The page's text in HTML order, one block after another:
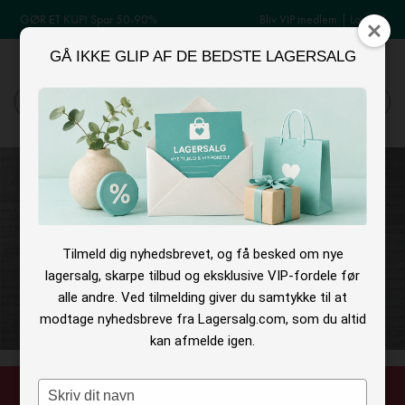
GØR ET KUP! Spar 50-90% Bliv VIP medlem | Log ind
Log ind MENU
GÅ IKKE GLIP AF DE BEDSTE LAGERSALG
Tilmeld dig nyhedsbrevet, og få besked om nye
lagersalg, skarpe tilbud og eksklusive VIP-fordele før
alle andre. Ved tilmelding giver du samtykke til at
modtage nyhedsbreve fra Lagersalg.com, som du altid
kan afmelde igen.
Type